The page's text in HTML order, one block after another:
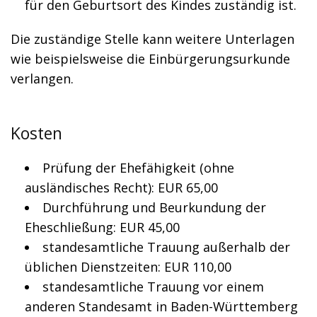
für den Geburtsort des Kindes zuständig ist.
Die zuständige Stelle kann weitere Unterlagen
wie beispielsweise die Einbürgerungsurkunde
verlangen.
Kosten
Prüfung der Ehefähigkeit (ohne
ausländisches Recht): EUR 65,00
Durchführung und Beurkundung der
Eheschließung: EUR 45,00
standesamtliche Trauung außerhalb der
üblichen Dienstzeiten: EUR 110,00
standesamtliche Trauung vor einem
anderen Standesamt in Baden-Württemberg